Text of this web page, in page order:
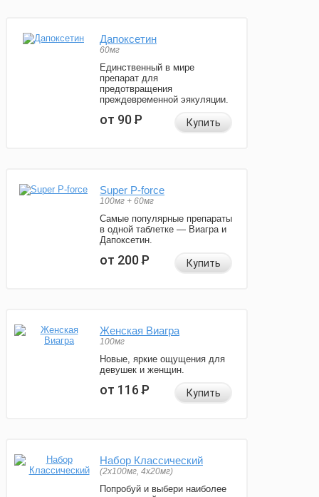
Дапоксетин
60мг
Единственный в мире
препарат для
предотвращения
преждевременной эякуляции.
от 90Р Купить
Super P-force
100мг + 60мг
Самые популярные препараты
в одной таблетке — Виагра и
Дапоксетин.
от 200Р Купить
Женская Виагра
100мг
Новые, яркие ощущения для
девушек и женщин.
от 116Р Купить
Набор Классический
(2x100мг, 4x20мг)
Попробуй и выбери наиболее